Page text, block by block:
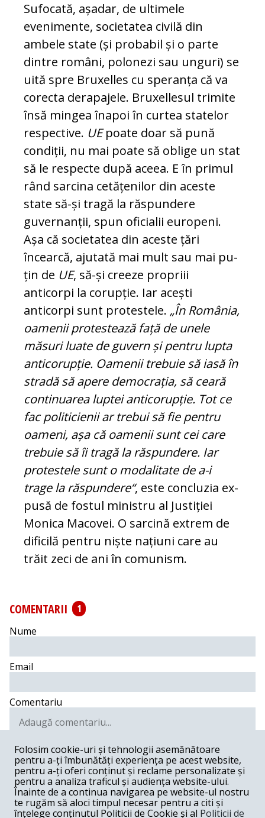
Sufocată, așadar, de ultimele
evenimente, societatea civilă din
ambele state (și pro­ba­bil și o parte
dintre români, polonezi sau un­guri) se
uită spre Bruxelles cu speranța că va
corecta derapajele. Bruxellesul tri­mite
însă mingea înapoi în curtea statelor
respective. UEpoate doar să pună
con­diții, nu mai poate să oblige un stat
să le respecte după aceea. E în primul
rând sar­cina cetățenilor din aceste
state să-și tra­gă la răspundere
guvernanții, spun ofi­cia­lii europeni.
Așa că societatea din aceste țări
încearcă, ajutată mai mult sau mai pu­
țin de UE, să-și creeze propriii
anticorpi la corupție. Iar acești
anticorpi sunt pro­testele. „În România,
oamenii protes­tea­ză față de unele
măsuri luate de guvern și pentru lupta
anticorupție. Oamenii tre­buie să iasă în
stradă să apere demo­cra­ția, să ceară
continuarea luptei anti­co­rup­ție. Tot ce
fac politicienii ar trebui să fie pentru
oameni, așa că oamenii sunt cei care
trebuie să îi tragă la răspundere. Iar
protestele sunt o modalitate de a-i
trage la răspundere“, este concluzia ex­
pu­să de fostul ministru al Justiției
Monica Macovei. O sarcină extrem de
dificilă pen­tru niște națiuni care au
trăit zeci de ani în comunism.
COMENTARII
1
Nume
Email
Comentariu
Postează comentariu
Vicentio B. -02-16-2017
Un articol cu METEHNE de SUBSTANTA. Ati aflat deabia
Folosim cookie-uri și tehnologii asemănătoare
pentru a-ți îmbunătăți experiența pe acest website,
pentru a-ți oferi conținut și reclame personalizate și
pentru a analiza traficul și audiența website-ului.
Înainte de a continua navigarea pe website-ul nostru
te rugăm să aloci timpul necesar pentru a citi și
înțelege conținutul Politicii de Cookie și al Politicii de